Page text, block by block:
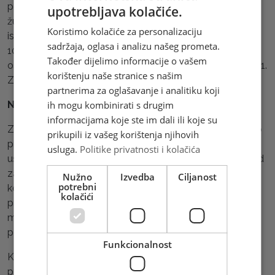
poštanskog pretinca za isporuku svih pošiljaka izuzev
žurnih kako smo naveli, u iznosu od 4,50 KM, a za
isporuku svih pošiljaka uključujući i žurne u iznosu od
10,00 KM. Usluga korištenja poštanskog pretinca je
oslobođena plaćanja PDV-a sukladno članku 24. stavak 1.
Zakona o PDV.
Način naplate mjesečne naknade
Za pravne i fizičke osobe koje nemaju sklopljen ugovor o
prijenosu poštanskih pošiljaka (ugovor o kreditiranim
uslugama) mjesečna naknada će se naplaćivati unaprijed
za tekuću godinu u jednokratnom iznosu, a
korisnicima/ugovarateljima koji imaju sklopljen ugovor o
prijenosu poštanskih pošiljka ista će se naplaćivati
mjesečno u sklopu fakture za prijenos poštanskih
pošiljaka kao posebna stavka.
Korisnici/ugovaratelji koji nemaju sklopljen ugovor o
prijenosu poštanskih pošiljaka, a sklope ugovor o
upotrebljava kolačiće.
Koristimo kolačiće za personalizaciju
sadržaja, oglasa i analizu našeg prometa.
Također dijelimo informacije o vašem
korištenju naše stranice s našim
partnerima za oglašavanje i analitiku koji
ih mogu kombinirati s drugim
informacijama koje ste im dali ili koje su
prikupili iz vašeg korištenja njihovih
usluga. Politike privatnosti i kolačića
Nužno
potrebni
kolačići
Izvedba Ciljanost
Funkcionalnost